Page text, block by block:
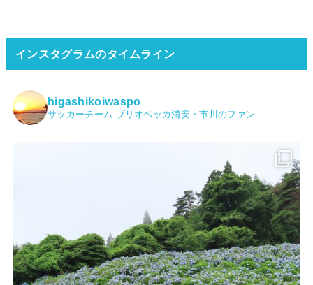
インスタグラムのタイムライン
higashikoiwaspo
サッカーチーム ブリオベッカ浦安・市川のファン